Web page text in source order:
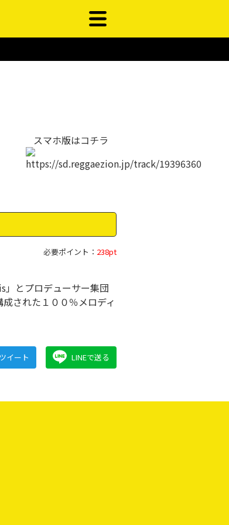
スマホ版はコチラ
必要ポイント： 238pt
」とプロデューサー集団
された１００％メロディ
ツイート LINEで送る